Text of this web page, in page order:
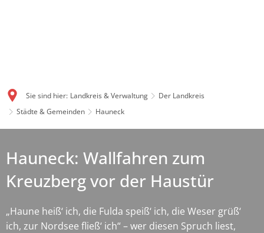
Sie sind hier: Landkreis & Verwaltung
Der Landkreis
Städte & Gemeinden
Hauneck
Hauneck: Wallfahren zum
Kreuzberg vor der Haustür
„Haune heiß‘ ich, die Fulda speiß‘ ich, die Weser grüß‘
ich, zur Nordsee fließ‘ ich“ – wer diesen Spruch liest,